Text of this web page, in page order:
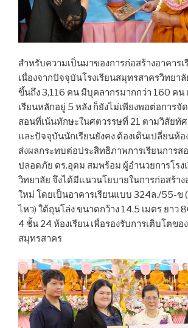
สำหรับความเป็นมาของการก่อสร้างอาคาร
เนื่องจากปัจจุบันโรงเรียนสมุทรสาครวิทยา
ขึ้นถึง 3,116 คน มีบุคลากรมากกว่า 160 คน
เรียนหลักอยู่ 5 หลัง ก็ยังไม่เพียงพอต่อการจั
สอนที่เน้นทักษะในศตวรรษที่ 21 ตามวิสัยทัศ
และปัจจุบันนักเรียนยังคง ต้องเดินเปลี่ยนห้อ
ส่งผลกระทบต่อประสิทธิภาพการเรียนการส
ปลอดภัย ดร.อุดม สมพร้อม ผู้อำนวยการโรง
วิทยาลัย จึงได้มีแนวนโยบายในการก่อสร้าง
ใหม่ โดยเป็นอาคารเรียนแบบ 324ล./55-ข
ไหว) ใต้ถุนโล่ง ขนาดกว้าง 14.5 เมตร ยาว
4 ชั้น 24 ห้องเรียน เพื่อรองรับการเติบโตข
สมุทรสาคร